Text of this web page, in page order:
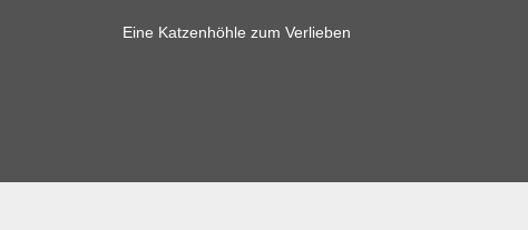
Eine Katzenhöhle zum Verlieben